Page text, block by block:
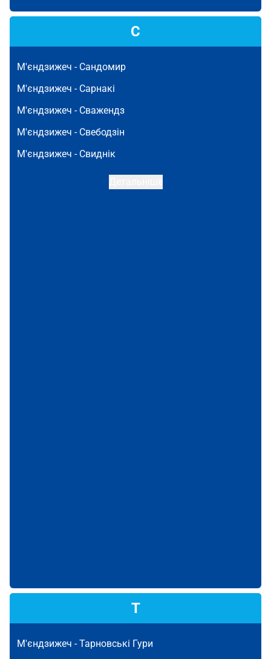
С
М'єндзижеч - Сандомир
М'єндзижеч - Сарнакі
М'єндзижеч - Сважендз
М'єндзижеч - Свебодзін
М'єндзижеч - Свиднік
Т
М'єндзижеч -Тарновські Гури